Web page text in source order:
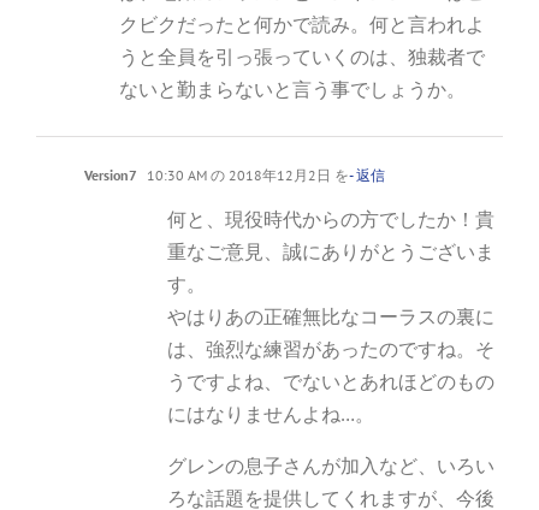
クビクだったと何かで読み。何と言われよ
うと全員を引っ張っていくのは、独裁者で
ないと勤まらないと言う事でしょうか。
Version7 10:30 AM の 2018年12月2日 を- 返信
何と、現役時代からの方でしたか！貴
重なご意見、誠にありがとうございま
す。
やはりあの正確無比なコーラスの裏に
は、強烈な練習があったのですね。そ
うですよね、でないとあれほどのもの
にはなりませんよね…。
グレンの息子さんが加入など、いろい
ろな話題を提供してくれますが、今後